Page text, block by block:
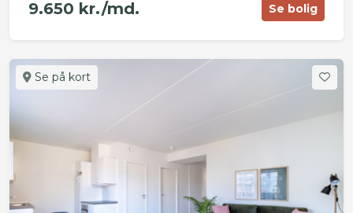
9.650 kr./md. Se bolig
Se på kort